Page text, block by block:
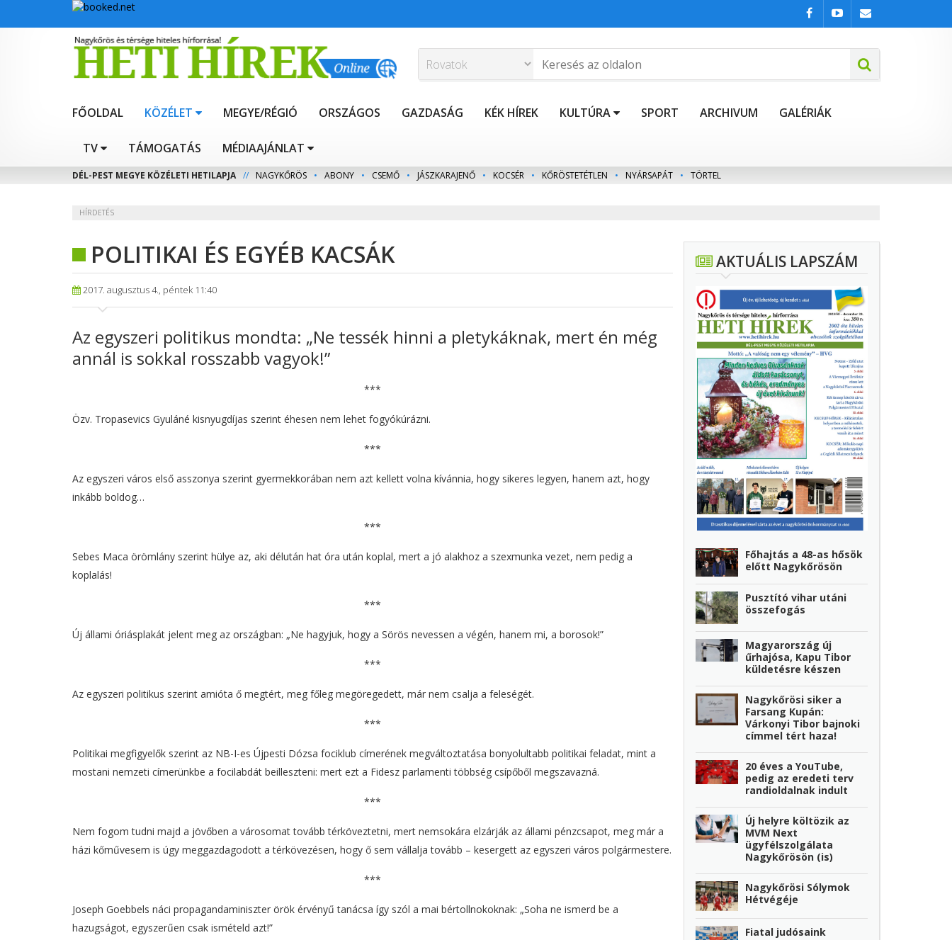
FŐOLDAL KÖZÉLET MEGYE/RÉGIÓ ORSZÁGOS GAZDASÁG KÉK HÍREK KULTÚRA SPORT ARCHIVUM GALÉRIÁK
TV TÁMOGATÁS MÉDIAAJÁNLAT
DÉL-PEST MEGYE KÖZÉLETI HETILAPJA // NAGYKŐRÖS • ABONY • CSEMŐ • JÁSZKARAJENŐ • KOCSÉR • KŐRÖSTETÉTLEN • NYÁRSAPÁT • TÖRTEL
HÍRDETÉS
POLITIKAI ÉS EGYÉB KACSÁK
2017. augusztus 4., péntek 11:40
Az egyszeri politikus mondta: „Ne tessék hinni a pletykáknak, mert én még
annál is sokkal rosszabb vagyok!”
***
Özv. Tropasevics Gyuláné kisnyugdíjas szerint éhesen nem lehet fogyókúrázni.
***
Az egyszeri város első asszonya szerint gyermekkorában nem azt kellett volna kívánnia, hogy sikeres legyen, hanem azt, hogy
inkább boldog…
***
Sebes Maca örömlány szerint hülye az, aki délután hat óra után koplal, mert a jó alakhoz a szexmunka vezet, nem pedig a
koplalás!
***
Új állami óriásplakát jelent meg az országban: „Ne hagyjuk, hogy a Sörös nevessen a végén, hanem mi, a borosok!”
***
Az egyszeri politikus szerint amióta ő megtért, meg főleg megöregedett, már nem csalja a feleségét.
***
Politikai megfigyelők szerint az NB-I-es Újpesti Dózsa fociklub címerének megváltoztatása bonyolultabb politikai feladat, mint a
mostani nemzeti címerünkbe a focilabdát beilleszteni: mert ezt a Fidesz parlamenti többség csípőből megszavazná.
***
Nem fogom tudni majd a jövőben a városomat tovább térköveztetni, mert nemsokára elzárják az állami pénzcsapot, meg már a
házi kőművesem is úgy meggazdagodott a térkövezésen, hogy ő sem vállalja tovább – kesergett az egyszeri város polgármestere.
***
Joseph Goebbels náci propagandaminiszter örök érvényű tanácsa így szól a mai bértollnokoknak: „Soha ne ismerd be a
hazugságot, egyszerűen csak ismételd azt!”
AKTUÁLIS LAPSZÁM
Főhajtás a 48-as hősök
előtt Nagykőrösön
Pusztító vihar utáni
összefogás
Magyarország új
űrhajósa, Kapu Tibor
küldetésre készen
Nagykőrösi siker a
Farsang Kupán:
Várkonyi Tibor bajnoki
címmel tért haza!
20 éves a YouTube,
pedig az eredeti terv
randioldalnak indult
Új helyre költözik az
MVM Next
ügyfélszolgálata
Nagykőrösön (is)
Nagykőrösi Sólymok
Hétvégéje
Fiatal judósaink